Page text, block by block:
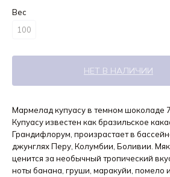
Вес
100
НЕТ В НАЛИЧИИ
Мармелад купуасу в темном шоколаде
Купуасу известен как бразильское
Грандифлорум, произрастает в
джунглях Перу, Колумбии, Боливии.
ценится за необычный тропический
ноты банана, груши, маракуйи, помело